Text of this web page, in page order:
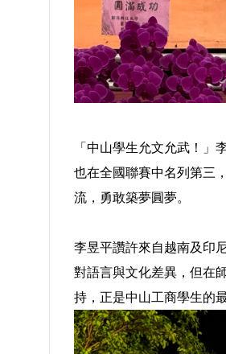
「中山學生允文允武！
也在全國聯賽中名列第三
流，勇敢築夢圓夢。
李昱平讚許來自越南及印
對語言與文化差異，但在
持，正是中山工商學生的